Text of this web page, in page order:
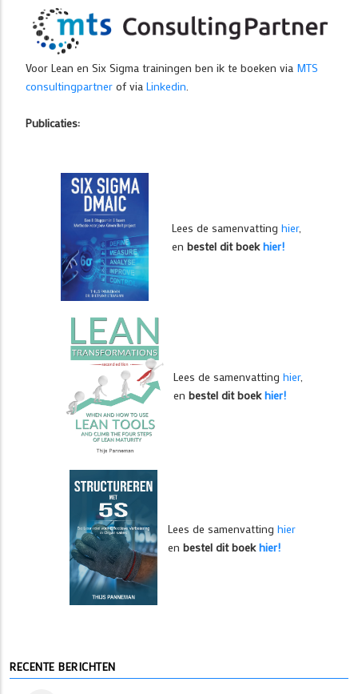
Voor Lean en Six Sigma trainingen ben ik te boeken via MTS
consultingpartner of via Linkedin.
Publicaties:
Lees de samenvatting hier,
en bestel dit boekhier!
Lees de samenvatting hier,
en bestel dit boekhier!
Lees de samenvatting hier
en bestel dit boekhier!
RECENTE BERICHTEN